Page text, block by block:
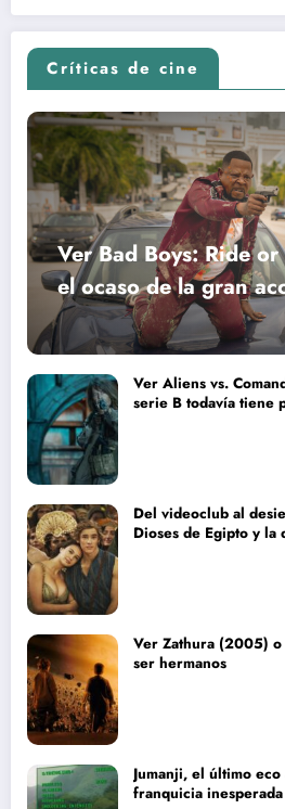
Críticas de cine
Ver Bad Boys: Ride
el ocaso de la gran
Ver Aliens vs.
serie B todavía tiene
Del videoclub al
Dioses de Egipto y la
Ver Zathura (2005)
ser hermanos
Jumanji, el último
franquicia inesperada